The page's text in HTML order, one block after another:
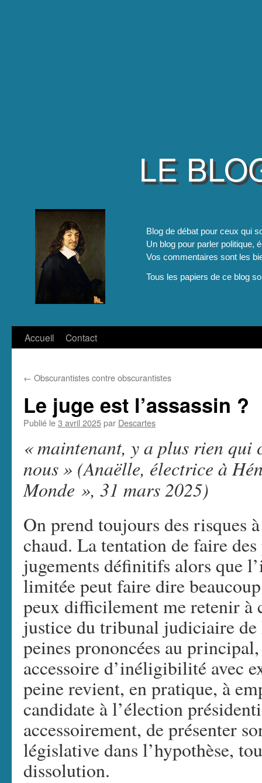
LE
Blog de débat pour ceux qui
Un blog pour parler politique,
Vos commentaires sont les
Tous les papiers de ce blog
Aller
contenu
Accueil Contact
← Obscurantistes contre obscurantistes
Le juge est l’assassin ?
Publié le3 avril 2025par Descartes
« maintenant, y a plus rien qui
nous » (Anaëlle, électrice à
Monde », 31 mars 2025)
On prend toujours des risques
chaud. La tentation de faire
jugements définitifs alors que
limitée peut faire dire
peux difficilement me retenir à
justice du tribunal judiciaire de
peines prononcées au
accessoire d’inéligibilité avec
peine revient, en pratique, à
candidate à l’élection
accessoirement, de présenter
législative dans l’hypothèse,
dissolution.